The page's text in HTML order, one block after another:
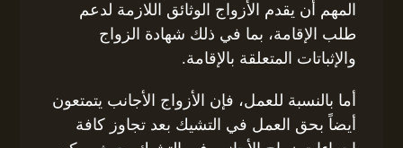
المهم أن يقدم الأزواج الوثائق اللازمة لدعم
طلب الإقامة، بما في ذلك شهادة الزواج
والإثباتات المتعلقة بالإقامة.
أما بالنسبة للعمل، فإن الأزواج الأجانب يتمتعون
أيضاً بحق العمل في التشيك بعد تجاوز كافة